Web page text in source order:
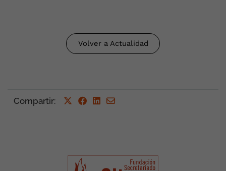
Volver a Actualidad
Compartir: